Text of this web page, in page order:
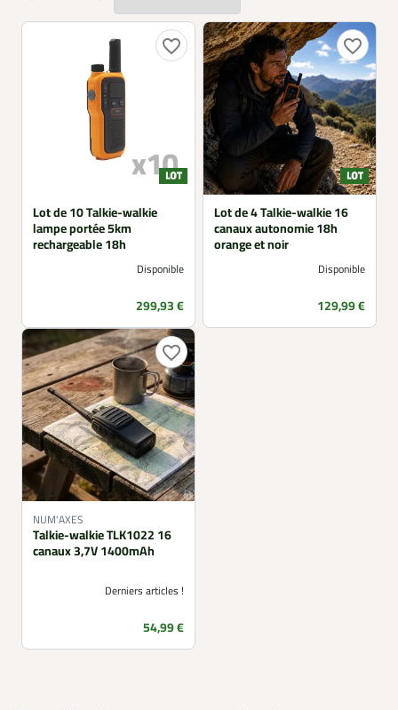
solaire LED compact pour la signalisation lumineuse. Des
solutions simples, fiables et accessibles pour organiser
vos déplacements, sécuriser le groupe et rester en
contact partout.
favorite_border
Lot de 10 Talkie-walkie
lampe portée 5km
rechargeable 18h
Disponible
Prix
299,93 €
favorite_border
Lot de 4 Talkie-walkie 16
canaux autonomie 18h
orange et noir
Disponible
Prix
129,99 €
favorite_border
NUM'AXES
Talkie-walkie TLK1022 16
canaux 3,7V 1400mAh
Derniers articles !
Prix
54,99 €